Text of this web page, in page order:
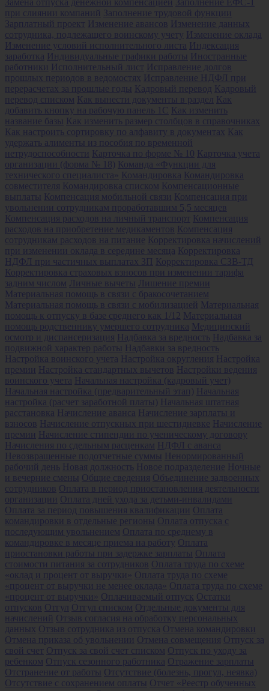
Замена отпуска денежной компенсацией
Заполнение ЕФС-1
при слиянии компаний
Заполнение трудовой функции
Зарплатный проект Изменение авансов Изменение данных
сотрудника, подлежащего воинскому учету Изменение оклада
Изменение условий исполнительного листа Индексация
заработка Индивидуальные графики работы Иностранные
работники Исполнительный лист Исправление долгов
прошлых периодов в ведомостях Исправление НДФЛ при
перерасчетах за прошлые годы Кадровый перевод
Кадровый
перевод списком Как вынести документы в раздел
Как
добавить кнопку на рабочую панель 1С
Как изменить
название базы Как изменить размер столбцов в справочниках
Как настроить сортировку по алфавиту в документах Как
удержать алименты из пособия по временной
нетрудоспособности Карточка по форме № 10 Карточка учета
организации (форма № 18) Команда «Функции для
технического специалиста» Командировка Командировка
совместителя Командировка списком Компенсационные
выплаты Компенсация мобильной связи Компенсация при
увольнении сотрудникам проработавшим 5,5 месяцев
Компенсация расходов на личный транспорт Компенсация
расходов на приобретение медикаментов Компенсация
сотрудникам расходов на питание Корректировка начислений
при изменении оклада в середине месяца Корректировка
НДФЛ при частичных выплатах ЗП Корректировка СЗВ-ТД
Корректировка страховых взносов при изменении тарифа
задним числом
Личные вычеты
Лишение премии
Материальная помощь в связи с бракосочетанием
Материальная помощь в связи с мобилизацией Материальная
помощь к отпуску в базе среднего как 1/12 Материальная
помощь родственнику умершего сотрудника Медицинский
осмотр и диспансеризация Надбавка за вредность
Надбавка за
подвижной характер работы Надбавки за вредность
Настройка воинского учета Настройка округления Настройка
премии Настройка стандартных вычетов Настройки ведения
воинского учета Начальная настройка (кадровый учет)
Начальная настройка (предварительный этап) Начальная
настройка (расчет заработной платы) Начальная штатная
расстановка Начисление аванса Начисление зарплаты и
взносов Начисление отпускных при шестидневке Начисление
премии Начисление стипендии по ученическому договору
Начисления по сдельным расценкам НДФЛ с аванса
Невозвращенные подотчетные суммы Ненормированный
рабочий день
Новая должность Новое подразделение Ночные
и вечерние смены Общие сведения Объединение задвоенных
сотрудников Оплата в период приостановления деятельности
организации Оплата дней ухода за детьми-инвалидами
Оплата за период повышения квалификации Оплата
командировки в отдельные регионы Оплата отпуска с
последующим увольнением Оплата по среднему в
командировке в месяце приема на работу Оплата
приостановки работы при задержке зарплаты Оплата
стоимости питания за сотрудников Оплата труда по схеме
«оклад и процент от выручки» Оплата труда по схеме
«процент от выручки не менее оклада» Оплата труда по схеме
«процент от выручки» Оплачиваемый отпуск Остатки
отпусков Отгул Отгул списком Отдельные документы для
начислений Отзыв согласия на обработку персональных
данных Отзыв сотрудника из отпуска Отмена командировки
Отмена приказа об увольнении Отмена совмещения Отпуск за
свой счет Отпуск за свой счет списком Отпуск по уходу за
ребенком Отпуск сезонного работника Отражение зарплаты
Отстранение от работы Отсутствие (болезнь, прогул, неявка)
Отсутствие с сохранением оплаты Отчет «Реестр обученных